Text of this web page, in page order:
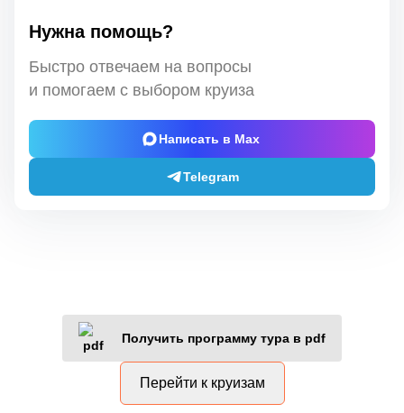
Нужна помощь?
Быстро отвечаем на вопросы
и помогаем с выбором круиза
Написать в Max
Telegram
Получить программу тура в pdf
Перейти к круизам